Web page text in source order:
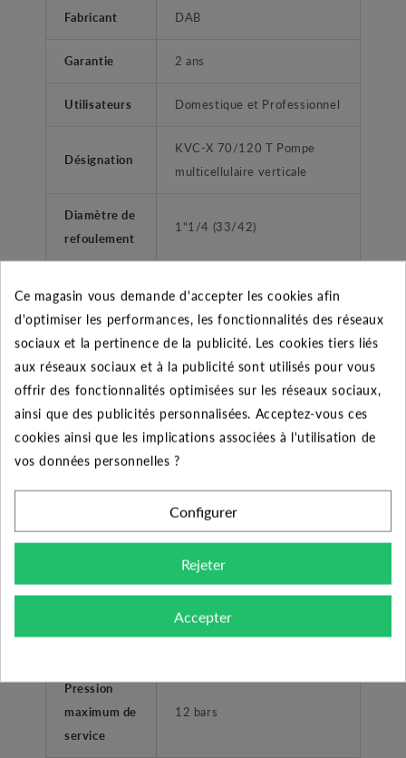
Fabricant DAB
Garantie 2 ans
Utilisateurs Domestique et Professionnel
Désignation
KVC-X 70/120 T Pompe
multicellulaire verticale
Diamètre de
refoulement
1"1/4 (33/42)
Type liquide
solides ou abrasifs, non
agressifs.
Application
surpression habitations -
collectivitées
Type de
refoulement
Femelle taraudé
température
0°C à +40°C
Température
+40°C
Pression
maximum de
service
12 bars
Ce magasin vous demande d'accepter les cookies afin
d'optimiser les performances, les fonctionnalités des réseaux
sociaux et la pertinence de la publicité. Les cookies tiers liés
aux réseaux sociaux et à la publicité sont utilisés pour vous
offrir des fonctionnalités optimisées sur les réseaux sociaux,
ainsi que des publicités personnalisées. Acceptez-vous ces
cookies ainsi que les implications associées à l'utilisation de
vos données personnelles ?
Configurer
Rejeter
Accepter